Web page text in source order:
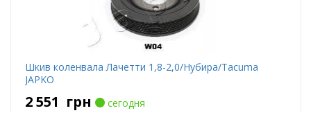
Шкив коленвала Лачетти 1,8-2,0/Нубира/Tacuma
JAPKO
2 551 грн
сегодня